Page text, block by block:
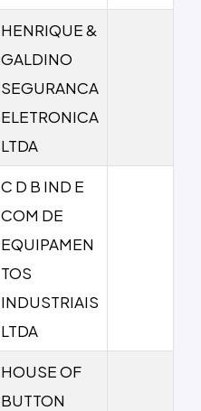
HENRIQUE &
GALDINO
SEGURANCA
ELETRONICA
LTDA
C D B IND E
COM DE
EQUIPAMEN
TOS
INDUSTRIAIS
LTDA
HOUSE OF
BUTTON